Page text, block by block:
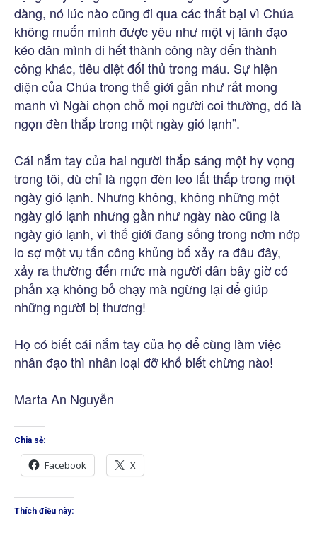
dàng, nó lúc nào cũng đi qua các thất bại vì Chúa
không muốn mình được yêu như một vị lãnh đạo
kéo dân mình đi hết thành công này đến thành
công khác, tiêu diệt đối thủ trong máu. Sự hiện
diện của Chúa trong thế giới gần như rất mong
manh vì Ngài chọn chỗ mọi người coi thường, đó là
ngọn đèn thắp trong một ngày gió lạnh”.
Cái nắm tay của hai người thắp sáng một hy vọng
trong tôi, dù chỉ là ngọn đèn leo lắt thắp trong một
ngày gió lạnh. Nhưng không, không những một
ngày gió lạnh nhưng gần như ngày nào cũng là
ngày gió lạnh, vì thế giới đang sống trong nơm nớp
lo sợ một vụ tấn công khủng bố xảy ra đâu đây,
xảy ra thường đến mức mà người dân bây giờ có
phản xạ không bỏ chạy mà ngừng lại để giúp
những người bị thương!
Họ có biết cái nắm tay của họ để cùng làm việc
nhân đạo thì nhân loại đỡ khổ biết chừng nào!
Marta An Nguyễn
Chia sẻ:
Facebook X
Thích điều này: